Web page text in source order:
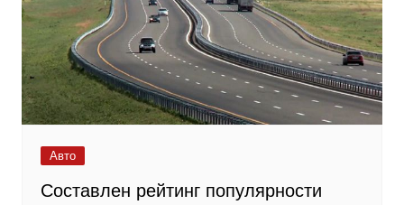
Авто
Составлен рейтинг популярности